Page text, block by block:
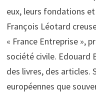
eux, leurs fondations
François Léotard
« France Entreprise »,
société civile. Edouard
des livres, des articles.
européennes que